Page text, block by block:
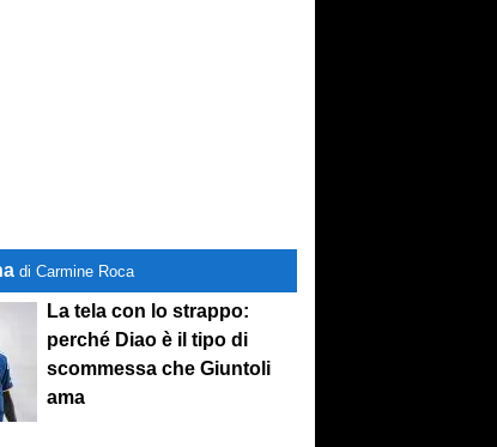
di Carmine Roca
La tela con lo strappo:
perché Diao è il tipo di
scommessa che Giuntoli
ama